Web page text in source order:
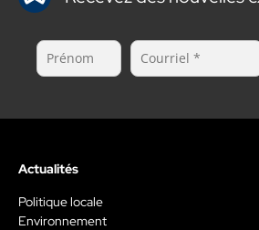
Actualités
Politique locale
Environnement